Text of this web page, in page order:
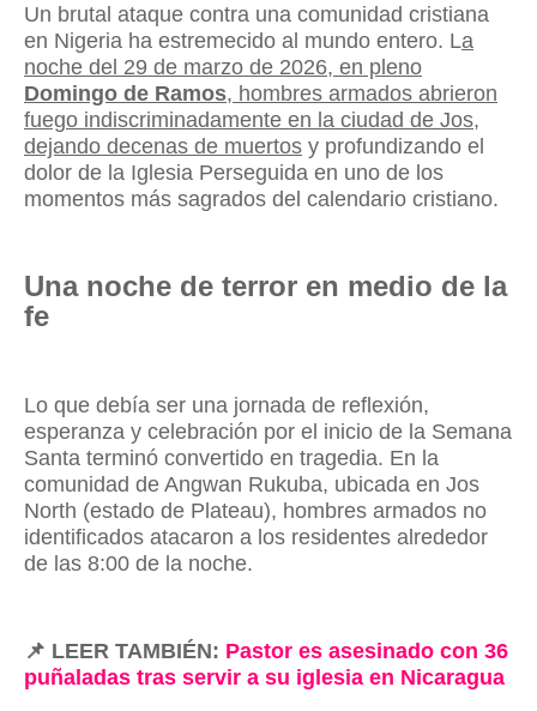
Un brutal ataque contra una comunidad cristiana
en Nigeria ha estremecido al mundo entero. La
noche del 29 de marzo de 2026, en pleno
Domingo de Ramos, hombres armados abrieron
fuego indiscriminadamente en la ciudad de Jos,
dejando decenas de muertos y profundizando el
dolor de la Iglesia Perseguida en uno de los
momentos más sagrados del calendario cristiano.
Una noche de terror en medio de la
fe
Lo que debía ser una jornada de reflexión,
esperanza y celebración por el inicio de la Semana
Santa terminó convertido en tragedia. En la
comunidad de Angwan Rukuba, ubicada en Jos
North (estado de Plateau), hombres armados no
identificados atacaron a los residentes alrededor
de las 8:00 de la noche.
📌 LEER TAMBIÉN: Pastor es asesinado con 36
puñaladas tras servir a su iglesia en Nicaragua